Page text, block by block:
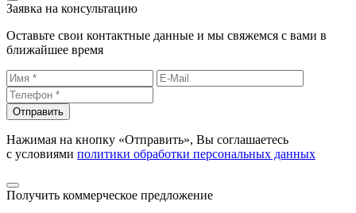
Заявка на консультацию
Оставьте свои контактные данные и мы свяжемся с вами в
ближайшее время
Отправить
Нажимая на кнопку «Отправить», Вы соглашаетесь
с условиями политики обработки персональных данных
Получить коммерческое предложение